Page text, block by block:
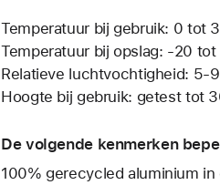
Temperatuur bij gebruik: 0 tot
Temperatuur bij opslag: ‑20 tot
Relatieve luchtvochtigheid: 5-
Hoogte bij gebruik: getest tot
De volgende kenmerken
100% gerecycled aluminium in